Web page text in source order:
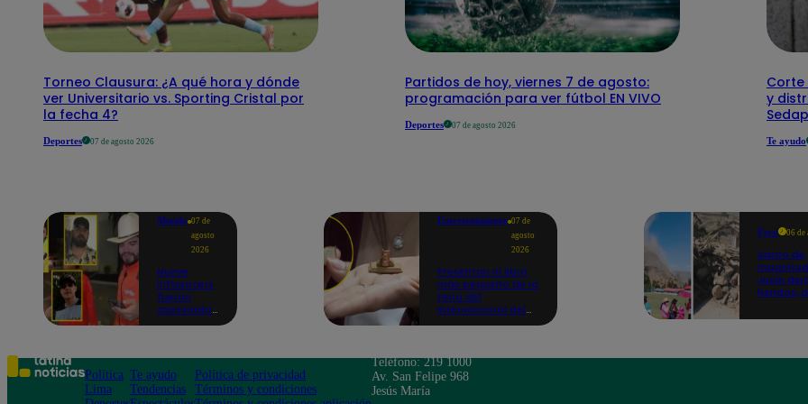
Torneo Clausura: ¿A qué hora y dónde
ver Universitario vs. Sporting Cristal por
la fecha 4?
Deportes 07 de agosto 2026
Partidos de hoy, viernes 7 de agosto:
programación para ver fútbol EN VIVO
Deportes 07 de agosto 2026
Corte
y
Te ayudo
Mundo 07 de
agosto
2026
Nueve
influencers
fueron
asesinados
el Cártel de
Sinaloa
Entretenimiento 07 de
agosto
2026
Presentan el libro
más pequeño de la
Feria del
Internacional del
Perú 06 de
Sismo de
Junín
heridos,
propició
Política
Lima
Te ayudo
Tendencias
Política de privacidad
Términos y condiciones
Teléfono: 219 1000
Av. San Felipe 968
Jesús María